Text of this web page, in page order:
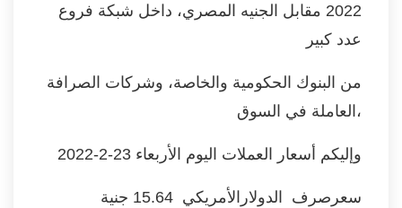
2022 مقابل الجنيه المصري، داخل شبكة فروع
عدد كبير
من البنوك الحكومية والخاصة، وشركات الصرافة
العاملة في السوق،
وإليكم أسعار العملات اليوم الأربعاء 23-2-2022
سعرصرف الدولارالأمريكي 15.64 جنية